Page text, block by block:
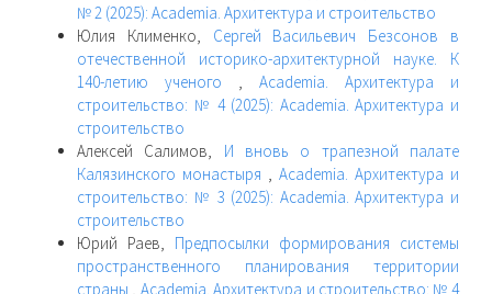
№ 2 (2025): Academia. Архитектура и строительство
Юлия Клименко, Сергей Васильевич Безсонов в
отечественной историко-архитектурной науке. К
140-летию ученого , Academia. Архитектура и
строительство: № 4 (2025): Academia. Архитектура и
строительство
Алексей Салимов, И вновь о трапезной палате
Калязинского монастыря , Academia. Архитектура и
строительство: № 3 (2025): Academia. Архитектура и
строительство
Юрий Раев, Предпосылки формирования системы
пространственного планирования территории
страны , Academia. Архитектура и строительство: № 4